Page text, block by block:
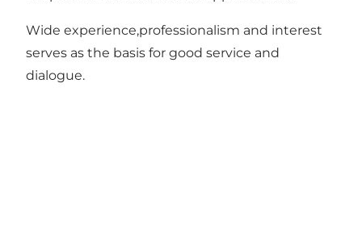
Wide experience,professionalism and interest
serves as the basis for good service and
dialogue.